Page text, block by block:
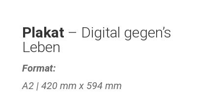
Plakat – Digital gegen’s
Leben
Format:
A2 | 420 mm x 594 mm